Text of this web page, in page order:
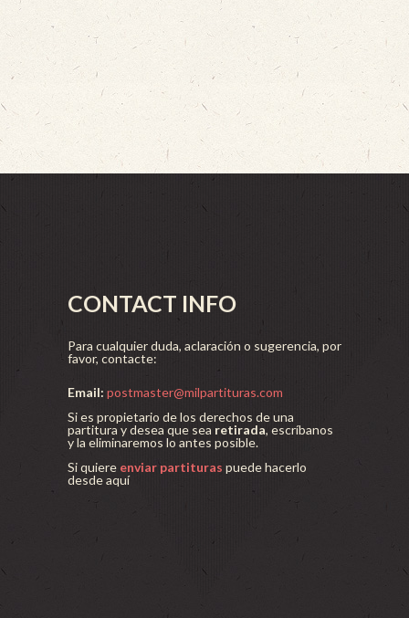
CONTACT INFO
Para cualquier duda, aclaración o sugerencia, por
favor, contacte:
Email: postmaster@milpartituras.com
Si es propietario de los derechos de una
partitura y desea que sea retirada, escríbanos
y la eliminaremos lo antes posible.
Si quiere enviar partituras puede hacerlo
desde aquí